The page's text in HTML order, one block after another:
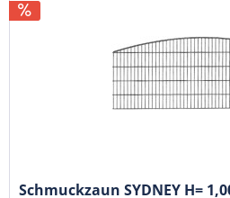
Schmuckzaun SYDNEY H=